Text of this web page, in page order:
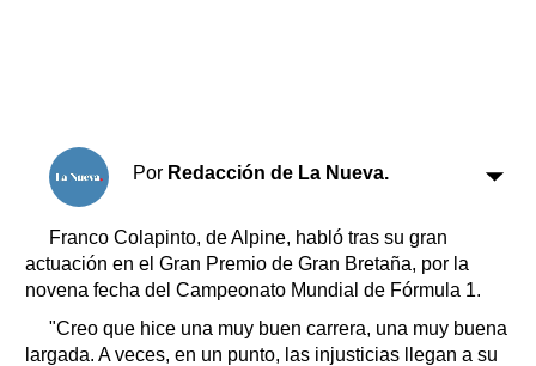
Por Redacción de La Nueva.
Franco Colapinto, de Alpine, habló tras su gran
actuación en el Gran Premio de Gran Bretaña, por la
novena fecha del Campeonato Mundial de Fórmula 1.
"Creo que hice una muy buen carrera, una muy buena
largada. A veces, en un punto, las injusticias llegan a su